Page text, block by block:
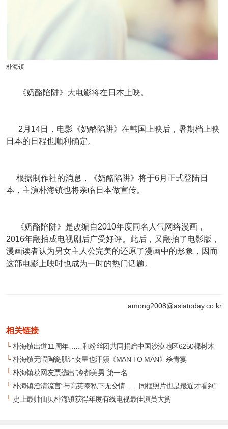
朴海镇
《奶酪陷阱》大电影将在日本上映。
2月14日，电影《奶酪陷阱》在韩国上映后，暑期档上映
日本的日程也顺利确定。
根据制作社的消息，《奶酪陷阱》将于6月正式登陆日
本，主演朴海镇也将亲临日本做宣传。
《奶酪陷阱》是改编自2010年度同名人气网络漫画，
2016年翻拍成电视剧后广受好评。此后，又翻拍了电影版，
漫画读者认为男女主人公完美的还原了漫画中的形象，因而
这部电影上映时也成为一时的热门话题。
among2008@asiatoday.co.kr
相关链接
└朴海镇出道11周年……和粉丝团共同捐赠中国沙漠地区6250棵树木
└朴海镇无暇陶瓷肌让女星也汗颜《MAN TO MAN》杀青宴
└朴海镇获网友票选出“冷都美男”第一名
└朴海镇澄清流言“与高英泰私下无交情……同框照片也是最近才看到”
└史上最帅仙贝朴海镇获得年度有线电视最佳演员大赏